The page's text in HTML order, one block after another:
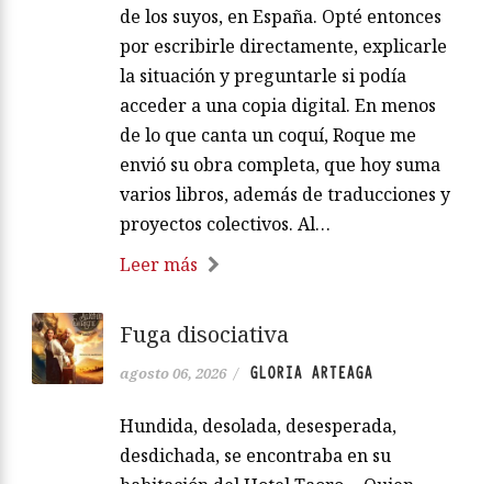
de los suyos, en España. Opté entonces
por escribirle directamente, explicarle
la situación y preguntarle si podía
acceder a una copia digital. En menos
de lo que canta un coquí, Roque me
envió su obra completa, que hoy suma
varios libros, además de traducciones y
proyectos colectivos. Al…
Leer más
Fuga disociativa
agosto 06, 2026 / GLORIA ARTEAGA
Hundida, desolada, desesperada,
desdichada, se encontraba en su